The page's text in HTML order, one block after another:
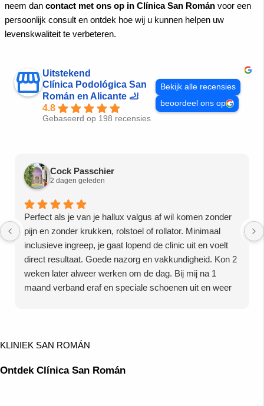
neem dan contact met ons op in Clínica San Román voor een
persoonlijk consult en ontdek hoe wij u kunnen helpen uw
levenskwaliteit te verbeteren.
Uitstekend
Clínica Podológica San
Román en Alicante 🦶
4.8
Gebaseerd op 198 recensies
Bekijk alle recensies
beoordeel ons op
Cock Passchier
2 dagen geleden
Perfect als je van je hallux valgus af wil komen zonder
pijn en zonder krukken, rolstoel of rollator. Minimaal
inclusieve ingreep, je gaat lopend de clinic uit en voelt
direct resultaat. Goede nazorg en vakkundigheid. Kon 2
weken later alweer werken om de dag. Bij mij na 1
maand verband eraf en speciale schoenen uit en weer
niet nodig!
KLINIEK SAN ROMÁN
Ontdek Clínica San Román